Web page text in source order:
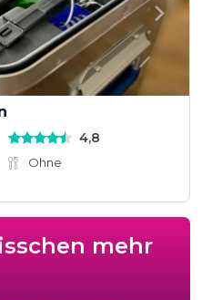
4,8
Ohne
mehr